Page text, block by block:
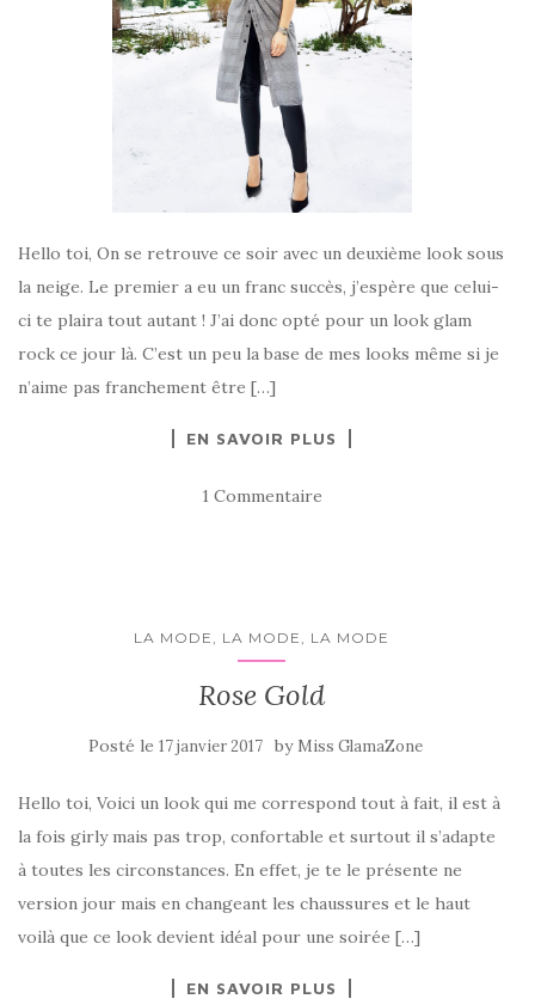
Hello toi, On se retrouve ce soir avec un deuxième look sous
la neige. Le premier a eu un franc succès, j’espère que celui-
ci te plaira tout autant ! J’ai donc opté pour un look glam
rock ce jour là. C’est un peu la base de mes looks même si je
n’aime pas franchement être […]
EN SAVOIR PLUS
1 Commentaire
LA MODE, LA MODE, LA MODE
Rose Gold
Posté le 17 janvier 2017 by Miss GlamaZone
Hello toi, Voici un look qui me correspond tout à fait, il est à
la fois girly mais pas trop, confortable et surtout il s’adapte
à toutes les circonstances. En effet, je te le présente ne
version jour mais en changeant les chaussures et le haut
voilà que ce look devient idéal pour une soirée […]
EN SAVOIR PLUS